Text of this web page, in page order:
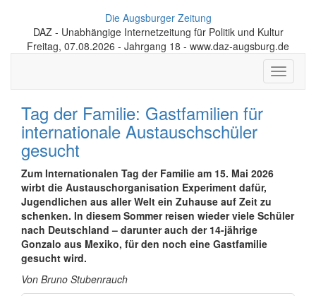
Die Augsburger Zeitung
DAZ - Unabhängige Internetzeitung für Politik und Kultur
Freitag, 07.08.2026 - Jahrgang 18 - www.daz-augsburg.de
Toggle
Tag der Familie: Gastfamilien für
internationale Austauschschüler
gesucht
Zum Internationalen Tag der Familie am 15. Mai 2026
wirbt die Austausch­organi­sation Experiment dafür,
Jugend­lichen aus aller Welt ein Zuhause auf Zeit zu
schenken. In diesem Sommer reisen wieder viele Schüler
nach Deutschland – darunter auch der 14-jährige
Gonzalo aus Mexiko, für den noch eine Gastfamilie
gesucht wird.
Von Bruno Stubenrauch